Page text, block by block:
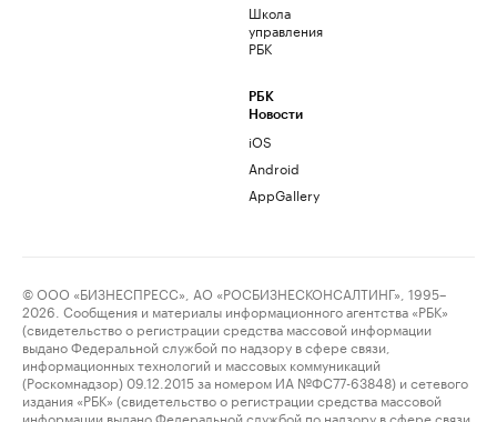
Школа
управления
РБК
РБК
Новости
iOS
Android
AppGallery
© ООО «БИЗНЕСПРЕСС», АО «РОСБИЗНЕСКОНСАЛТИНГ», 1995–
2026. Сообщения и материалы информационного агентства «РБК»
(свидетельство о регистрации средства массовой информации
выдано Федеральной службой по надзору в сфере связи,
информационных технологий и массовых коммуникаций
(Роскомнадзор) 09.12.2015 за номером ИА №ФС77-63848) и сетевого
издания «РБК» (свидетельство о регистрации средства массовой
информации выдано Федеральной службой по надзору в сфере связи,